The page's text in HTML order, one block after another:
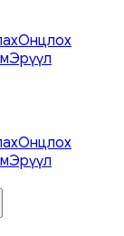
Онцлох
Эрүүл
Онцлох
Эрүүл